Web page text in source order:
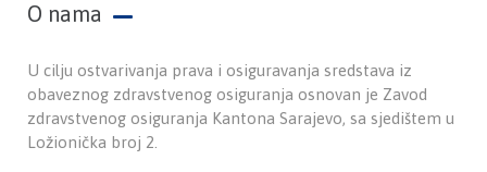
O nama
U cilju ostvarivanja prava i osiguravanja sredstava iz
obaveznog zdravstvenog osiguranja osnovan je Zavod
zdravstvenog osiguranja Kantona Sarajevo, sa sjedištem u
Ložionička broj 2.